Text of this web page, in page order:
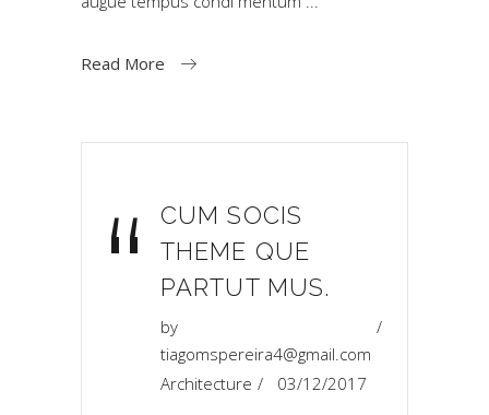
Read More
“
CUM SOCIS
THEME QUE
PARTUT MUS.
by
tiagomspereira4@gmail.com
Architecture
03/12/2017